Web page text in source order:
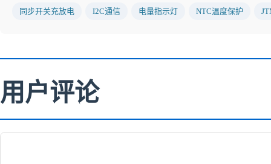
同步开关充放电 I2C通信 电量指示灯 NTC温度保护
用户评论